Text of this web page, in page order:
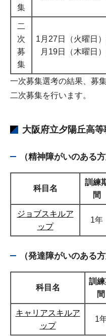
集
二
次
募
集
1月27日（火曜日
月19日（木曜日
一次募集選考の結果、募
二次募集を行います。
大阪府立夕陽丘高
（精神障がいのある方
科目名
訓練
間
ジョブスキルア
ップ
1年
（発達障がいのある方
科目名
訓練
間
キャリアスキルア
ップ
1